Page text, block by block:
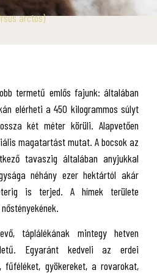
arctos)
termetű emlős fajunk: általában
elérheti a 450 kilogrammos súlyt
két méter körüli. Alapvetően
magatartást mutat. A bocsok az
tavaszig általában anyjukkal
néhány ezer hektártól akár
is terjed. A hímek területe
táplálékának mintegy hetven
Egyaránt kedveli az erdei
fűféléket, gyökereket, a rovarokat,